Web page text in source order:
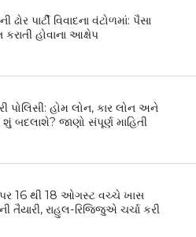
ઢોર પાર્ટી વિવાદના વંટોળમાં: પૈસા
હોવાના આક્ષેપ
પોલિસી: હોમ લોન, કાર લોન અને
શું બદલાશે? જાણો સંપૂર્ણ માહિતી
16 થી 18 ઓગસ્ટ વચ્ચે ખાસ
તૈયારી, રાહુલ-રિજિજુએ ચર્ચા કરી